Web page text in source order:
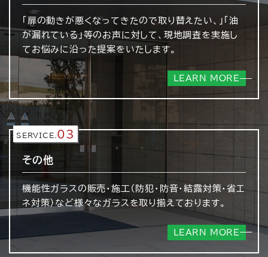
「扉の動きが悪くなってきたので取り替えたい、」「油
が漏れている」等のお声に対して、現地調査を実施し
てお悩みに沿った提案をいたします。
LEARN MORE
SERVICE. 03
その他
機能性ガラスの販売・施工（防犯・防音・結露対策・省エ
ネ対策）など様々なガラスを取り揃えております。
LEARN MORE